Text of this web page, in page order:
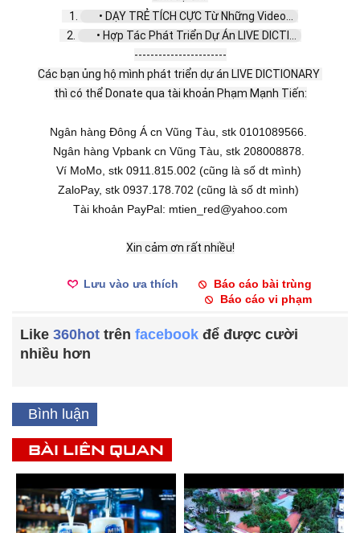
   1.
• DẠY TRẺ TÍCH CỰC Từ Những Video...
   2.
• Hợp Tác Phát Triển Dự Án LIVE DICTI...
-----------------------
Các bạn ủng hộ mình phát triển dự án LIVE DICTIONARY
thì có thể Donate qua tài khoản Phạm Mạnh Tiến:
Ngân hàng Đông Á cn Vũng Tàu, stk 0101089566.
Ngân hàng Vpbank cn Vũng Tàu, stk 208008878.
Ví MoMo, stk 0911.815.002 (cũng là số dt mình)
ZaloPay, stk 0937.178.702 (cũng là số dt mình)
Tài khoản PayPal: mtien_red@yahoo.com
Xin cảm ơn rất nhiều!
Lưu vào ưa thích
Báo cáo bài trùng
Báo cáo vi phạm
Like 360hot trên facebook để được cười
nhiều hơn
Bình luận
BÀI LIÊN QUAN